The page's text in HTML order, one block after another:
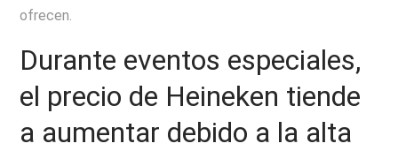
ofrecen.
Durante eventos especiales,
el precio de Heineken tiende
a aumentar debido a la alta